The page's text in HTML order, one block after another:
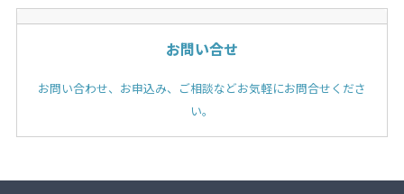
お問い合せ
お問い合わせ、お申込み、ご相談などお気軽にお問合せくださ
い。